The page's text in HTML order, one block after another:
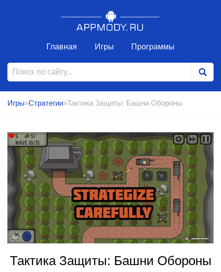
Главная Игры Программы
Игры»Стратегии»Тактика Защиты: Башни Обороны
Тактика Защиты: Башни Обороны